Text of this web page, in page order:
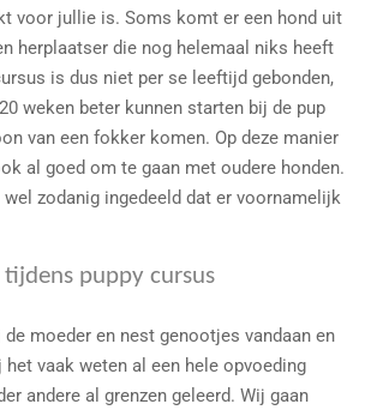
voor jullie is. Soms komt er een hond uit
herplaatser die nog helemaal niks heeft
is dus niet per se leeftijd gebonden,
weken beter kunnen starten bij de pup
van een fokker komen. Op deze manier
al goed om te gaan met oudere honden.
wel zodanig ingedeeld dat er voornamelijk
puppy cursus
moeder en nest genootjes vandaan en
vaak weten al een hele opvoeding
andere al grenzen geleerd. Wij gaan